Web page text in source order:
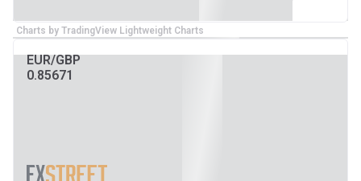
Charts by TradingView Lightweight Charts
EUR/GBP
0.85671